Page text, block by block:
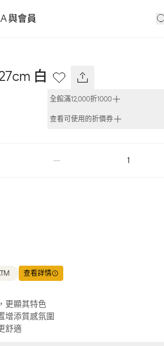
與會員
白
全館滿12,000折1000
查看可使用的折價券
查看詳情
更顯其特色
增添質感氛圍
舒適